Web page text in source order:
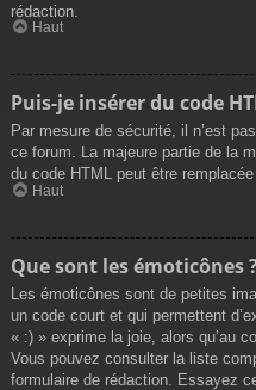
rédaction.
Haut
Puis-je insérer du code
Par mesure de sécurité, il n’est
ce forum. La majeure partie de la
du code HTML peut être
Haut
Que sont les émoticônes
Les émoticônes sont de petites
un code court et qui permettent
« :) » exprime la joie, alors qu’au
Vous pouvez consulter la liste
formulaire de rédaction. Essayez